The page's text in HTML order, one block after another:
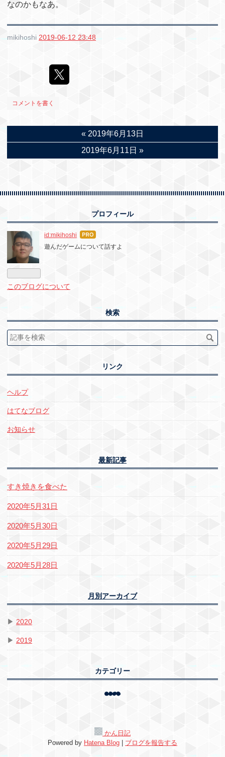
なのかもなあ。
mikihoshi 2019-06-12 23:48
コメントを書く
« 2019年6月13日
2019年6月11日 »
プロフィール
id:mikihoshi
はて
ログ
遊んだゲームについて話すよ
このブログについて
検索
リンク
ヘルプ
はてなブログ
お知らせ
最新記事
すき焼きを食べた
2020年5月31日
2020年5月30日
2020年5月29日
2020年5月28日
月別アーカイブ
▶ 2020
▶ 2019
カテゴリー
かん日記
Powered by Hatena Blog | ブログを報告する